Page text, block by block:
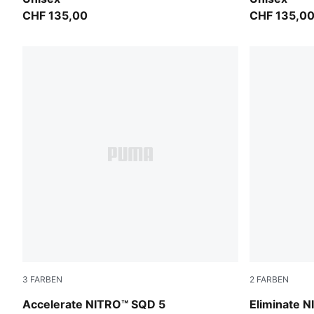
CHF 135,00
CHF 135,00
3 FARBEN
Accelerate NITRO™ SQD 5
Aqua Glow-PUMA Black-Green Glare-Royal Sapphire
2 FARBEN
Eliminate
Aqua